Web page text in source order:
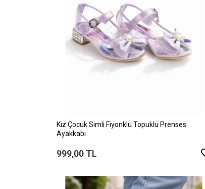
Kız Çocuk Simli Fiyonklu Topuklu Prenses
Ayakkabı
999,00 TL